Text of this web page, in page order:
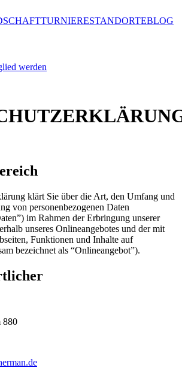
TURNIERESTANDORTEBLOG
werden
klärt Sie über die Art, den Umfang und
von personenbezogenen Daten
im Rahmen der Erbringung unserer
unseres Onlineangebotes und der mit
Funktionen und Inhalte auf
bezeichnet als “Onlineangebot”).
880